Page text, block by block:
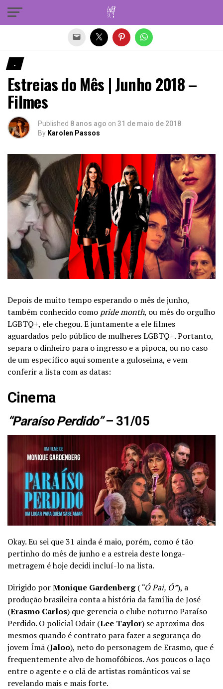
.
Estreias do Mês | Junho 2018 –
Filmes
Published 8 anos ago on 31 de maio de 2018
By Karolen Passos
Depois de muito tempo esperando o mês de junho,
também conhecido como pride month, ou mês do orgulho
LGBTQ+, ele chegou. E juntamente a ele filmes
aguardados pelo público de mulheres LGBTQ+. Portanto,
separa o dinheiro para o ingresso e a pipoca, ou no caso
de um específico aqui somente a guloseima, e vem
conferir a lista com as datas:
Cinema
“Paraíso Perdido”– 31/05
Okay. Eu sei que 31 ainda é maio, porém, como é tão
pertinho do mês de junho e a estreia deste longa-
metragem é hoje decidi incluí-lo na lista.
Dirigido porMonique Gardenberg(“Ó Pai, Ó”), a
produção brasileira conta a história da família de José
(Erasmo Carlos) que gerencia o clube noturno Paraíso
Perdido. O policial Odair (Lee Taylor) se aproxima dos
mesmos quando é contrato para fazer a segurança do
jovem Ímã (Jaloo), neto do personagem de Erasmo, que é
frequentemente alvo de homofóbicos. Aos poucos o laço
entre o agente e o clã de artistas românticos vai se
revelando mais e mais forte.
Sair da versão mobile